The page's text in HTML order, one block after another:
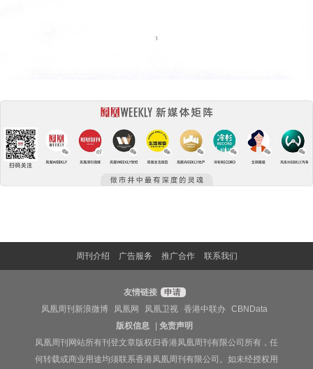
周刊介绍 广告服务 推广合作 联系我们
友情链接 申请
凤凰周刊新浪微博
凤凰网 凤凰卫视 香港中联办
CBNData
版权信息
|免责声明
凤凰周刊网站所有刊登文章版权归香港凤凰周刊有限公司所有，任
何转载或商业用途均须联系香港凤凰周刊有限公司。如未经授权用